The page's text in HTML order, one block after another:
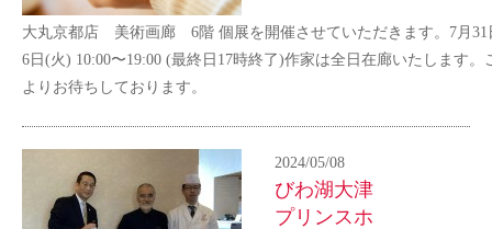
大丸京都店 美術画廊 6階 個展を開催させていただきます。7月31
6日(火) 10:00〜19:00 (最終日17時終了)作家は全日在廊いたします。
よりお待ちしております。
2024/05/08
びわ湖大津
プリンスホ